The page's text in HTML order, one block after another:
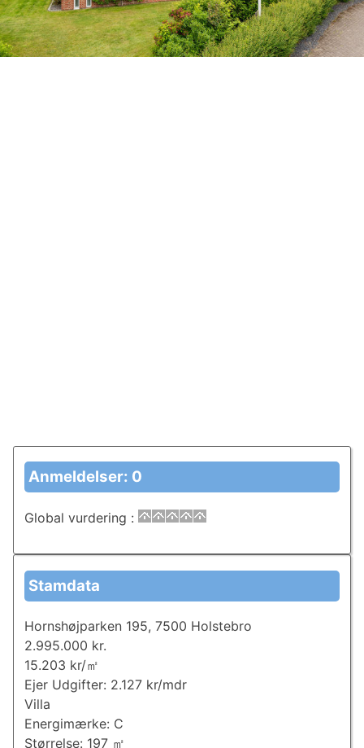
Anmeldelser: 0
Global vurdering :
Stamdata
Hornshøjparken 195, 7500 Holstebro
2.995.000 kr.
15.203 kr/㎡
Ejer Udgifter: 2.127 kr/mdr
Villa
Energimærke: C
Størrelse: 197 ㎡